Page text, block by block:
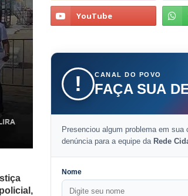
! CANAL DO POVO
FAÇA SUA
Presenciou algum problema em sua
denúncia para a equipe da Rede
Nome